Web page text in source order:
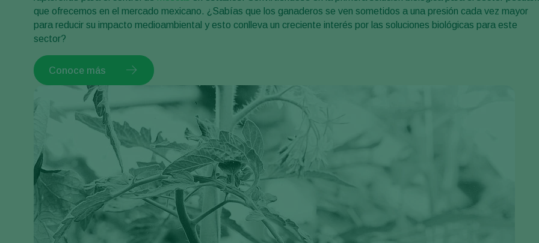
que ofrecemos en el mercado mexicano. ¿Sabías que los ganaderos se ven sometidos a una presión cada vez mayor
para reducir su impacto medioambiental y esto conlleva un creciente interés por las soluciones biológicas para este
sector?
Conoce más